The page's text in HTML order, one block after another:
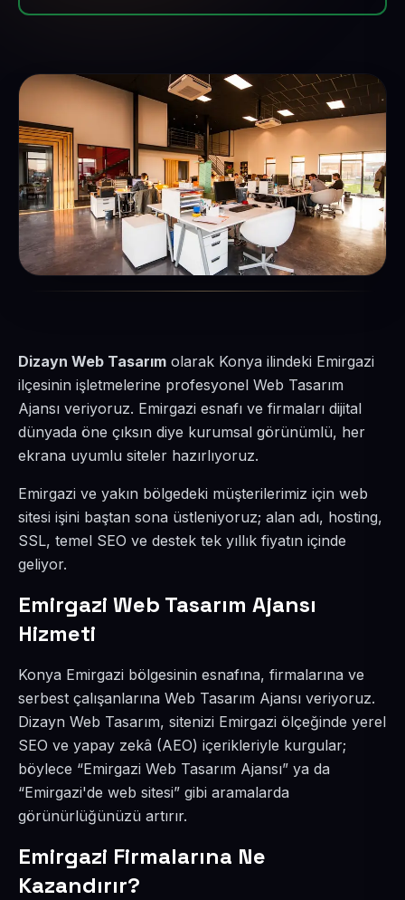
Dizayn Web Tasarım olarak Konya ilindeki Emirgazi
ilçesinin işletmelerine profesyonel Web Tasarım
Ajansı veriyoruz. Emirgazi esnafı ve firmaları dijital
dünyada öne çıksın diye kurumsal görünümlü, her
ekrana uyumlu siteler hazırlıyoruz.
Emirgazi ve yakın bölgedeki müşterilerimiz için web
sitesi işini baştan sona üstleniyoruz; alan adı, hosting,
SSL, temel SEO ve destek tek yıllık fiyatın içinde
geliyor.
Emirgazi Web Tasarım Ajansı
Hizmeti
Konya Emirgazi bölgesinin esnafına, firmalarına ve
serbest çalışanlarına Web Tasarım Ajansı veriyoruz.
Dizayn Web Tasarım, sitenizi Emirgazi ölçeğinde yerel
SEO ve yapay zekâ (AEO) içerikleriyle kurgular;
böylece “Emirgazi Web Tasarım Ajansı” ya da
“Emirgazi'de web sitesi” gibi aramalarda
görünürlüğünüzü artırır.
Emirgazi Firmalarına Ne
Kazandırır?